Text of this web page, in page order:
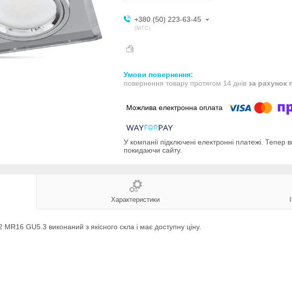
+380 (50) 223-63-45
МТС
повернення товару протягом 14 днів за рахунок
У компанії підключені електронні платежі.
покидаючи сайту.
Характеристики
GU5.3 виконаний з якісного скла і має доступну ціну.